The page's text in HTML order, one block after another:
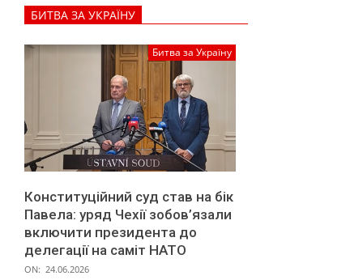
БИТВА ЗА УКРАЇНУ
Битва за Україну
Конституційний суд став на бік
Павела: уряд Чехії зобов’язали
включити президента до
делегації на саміт НАТО
ON: 24.06.2026